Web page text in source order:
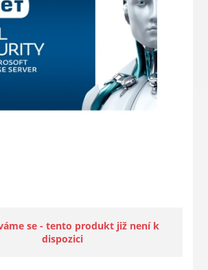
se - tento produkt již není k
dispozici